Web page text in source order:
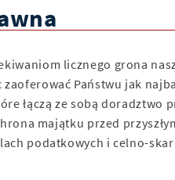
licznego grona
zaoferować Państwu jak
łączą ze sobą doradztwo
majątku przed
podatkowych i celno-